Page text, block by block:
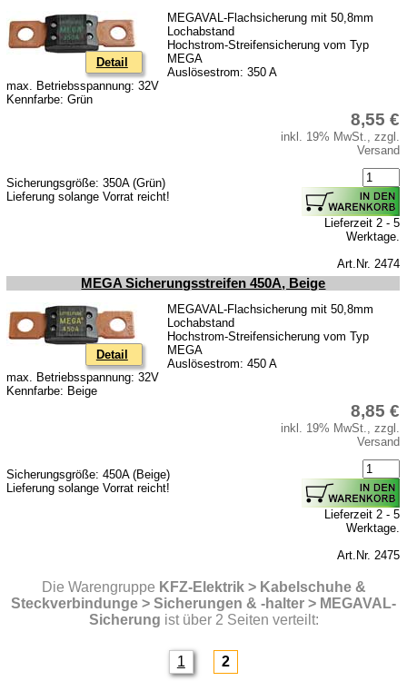
Detail
MEGAVAL-Flachsicherung mit 50,8mm
Lochabstand
Hochstrom-Streifensicherung vom Typ
MEGA
Auslösestrom: 350 A
max. Betriebsspannung: 32V
Kennfarbe: Grün
Sicherungsgröße: 350A (Grün)
Lieferung solange Vorrat reicht!
8,55 €
inkl. 19% MwSt., zzgl.
Versand
Lieferzeit 2 - 5
Werktage.
Art.Nr. 2474
MEGA Sicherungsstreifen 450A, Beige
Detail
MEGAVAL-Flachsicherung mit 50,8mm
Lochabstand
Hochstrom-Streifensicherung vom Typ
MEGA
Auslösestrom: 450 A
max. Betriebsspannung: 32V
Kennfarbe: Beige
Sicherungsgröße: 450A (Beige)
Lieferung solange Vorrat reicht!
8,85 €
inkl. 19% MwSt., zzgl.
Versand
Lieferzeit 2 - 5
Werktage.
Art.Nr. 2475
Die Warengruppe KFZ-Elektrik > Kabelschuhe &
Steckverbindunge > Sicherungen & -halter > MEGAVAL-
Sicherung ist über 2 Seiten verteilt:
1 2